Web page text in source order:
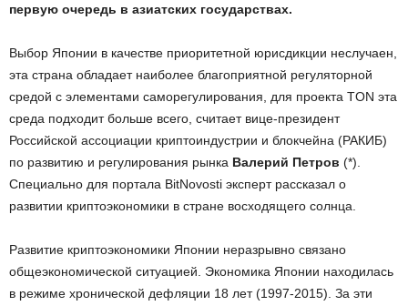
первую очередь в азиатских государствах.
Выбор Японии в качестве приоритетной юрисдикции неслучаен,
эта страна обладает наиболее благоприятной регуляторной
средой с элементами саморегулирования, для проекта TON эта
среда подходит больше всего, считает вице-президент
Российской ассоциации криптоиндустрии и блокчейна (РАКИБ)
по развитию и регулирования рынка Валерий Петров (*).
Специально для портала BitNovosti эксперт рассказал о
развитии криптоэкономики в стране восходящего солнца.
Развитие криптоэкономики Японии неразрывно связано
общеэкономической ситуацией. Экономика Японии находилась
в режиме хронической дефляции 18 лет (1997-2015). За эти